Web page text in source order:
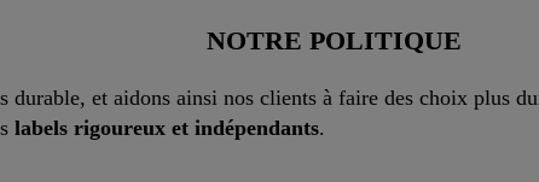
NOTRE POLITIQUE
et aidons ainsi nos clients à faire des choix plus
labels rigoureux et indépendants.